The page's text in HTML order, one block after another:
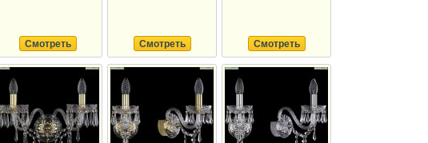
Смотреть Смотреть Смотреть